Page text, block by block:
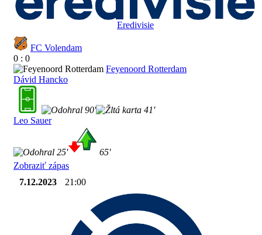
Eredivisie
FC Volendam
0 : 0
Feyenoord Rotterdam
Dávid Hancko
90'
41'
Leo Sauer
25'
65'
Zobraziť zápas
7.12.2023
21:00